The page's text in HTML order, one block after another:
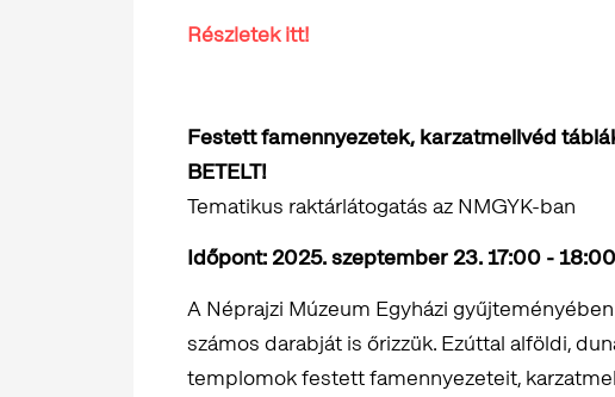
Részletek itt!
Festett famennyezetek, karzatmellvéd
BETELT!
Tematikus raktárlátogatás az NMGYK-ban
Időpont: 2025. szeptember 23. 17:00 - 18:00
A Néprajzi Múzeum Egyházi
számos darabját is őrizzük. Ezúttal alföldi,
templomok festett famennyezeteit,